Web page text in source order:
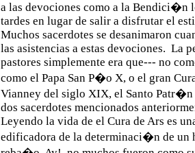
a las devociones como a la Bendici�n
tardes en lugar de salir a disfrutar el
Muchos sacerdotes se desanimaron
las asistencias a estas devociones. La
pastores simplemente era que--- no
como el Papa San P�o X, o el gran
Vianney del siglo XIX, el Santo Patr�n
dos sacerdotes mencionados
Leyendo la vida de el Cura de Ars es
edificadora de la determinaci�n de un